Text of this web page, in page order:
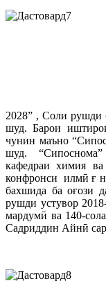
2028” , Соли рушди
шуд. Барои
чунин маъно
шуд.
кафедраи химия
конфронси илмӣ ғ
бахшида ба оғози
рушди устувор
мардумӣ ва 140-
Садриддин Айнӣ